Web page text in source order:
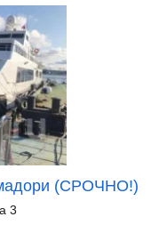
(СРОЧНО!)
3